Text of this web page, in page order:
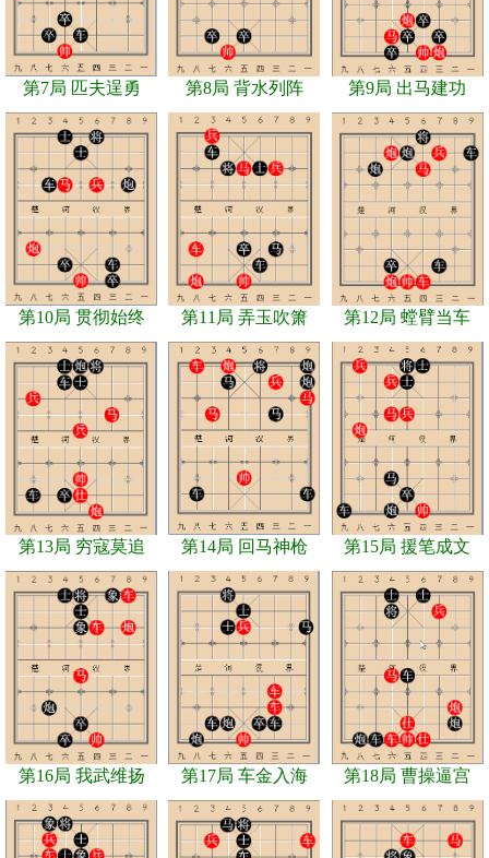
第7局 匹夫逞勇 第8局 背水列阵 第9局 出马建功
第10局 贯彻始终 第11局 弄玉吹箫 第12局 螳臂当车
第13局 穷寇莫追 第14局 回马神枪 第15局 援笔成文
第16局 我武维扬 第17局 车金入海 第18局 曹操逼宫